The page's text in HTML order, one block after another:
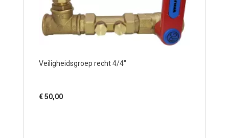
Veiligheidsgroep recht 4/4"
€50,00